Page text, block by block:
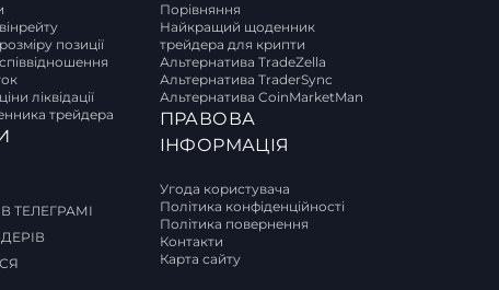
позиції
ліквідації
трейдера
ТЕЛЕГРАМІ
Порівняння
Найкращий щоденник
трейдера для крипти
Альтернатива TradeZella
Альтернатива TraderSync
Альтернатива CoinMarketMan
ПРАВОВА
ІНФОРМАЦІЯ
Угода користувача
Політика конфіденційності
Політика повернення
Контакти
Карта сайту